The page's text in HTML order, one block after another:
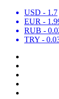
USD - 1.7
EUR -
RUB -
TRY -